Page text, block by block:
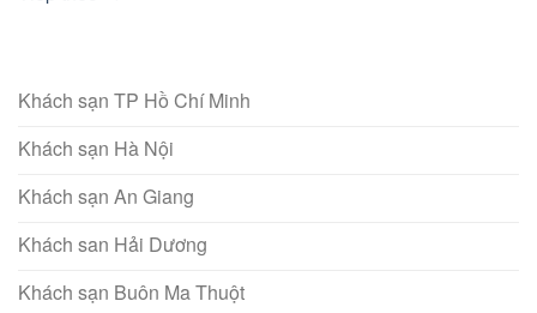
Khách sạn TP Hồ Chí Minh
Khách sạn Hà Nội
Khách sạn An Giang
Khách san Hải Dương
Khách sạn Buôn Ma Thuột